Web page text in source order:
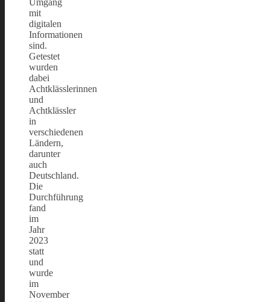
mit
digitalen
Informationen
sind.
Getestet
wurden
dabei
Achtklässlerinnen
und
Achtklässler
in
verschiedenen
Ländern,
darunter
auch
Deutschland.
Die
Durchführung
fand
im
Jahr
2023
statt
und
wurde
im
November